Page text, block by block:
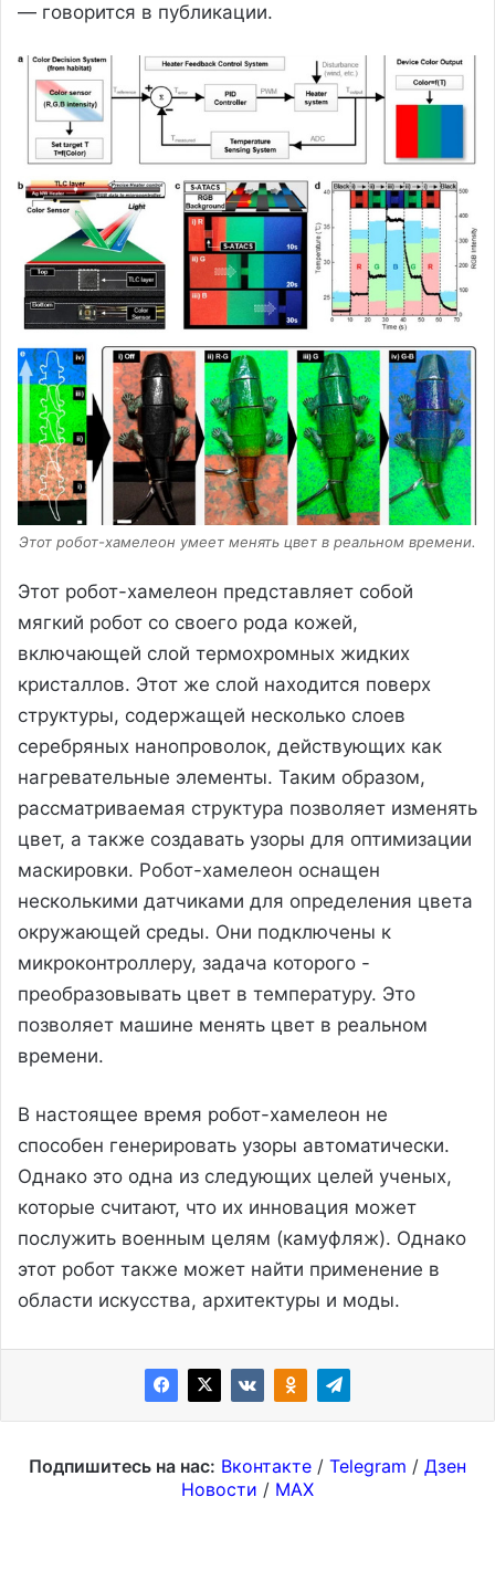
— говорится в публикации.
Этот робот-хамелеон умеет менять цвет в реальном времени.
Этот робот-хамелеон представляет собой
мягкий робот со своего рода кожей,
включающей слой термохромных жидких
кристаллов. Этот же слой находится поверх
структуры, содержащей несколько слоев
серебряных нанопроволок, действующих как
нагревательные элементы. Таким образом,
рассматриваемая структура позволяет изменять
цвет, а также создавать узоры для оптимизации
маскировки. Робот-хамелеон оснащен
несколькими датчиками для определения цвета
окружающей среды. Они подключены к
микроконтроллеру, задача которого -
преобразовывать цвет в температуру. Это
позволяет машине менять цвет в реальном
времени.
В настоящее время робот-хамелеон не
способен генерировать узоры автоматически.
Однако это одна из следующих целей ученых,
которые считают, что их инновация может
послужить военным целям (камуфляж). Однако
этот робот также может найти применение в
области искусства, архитектуры и моды.
Подпишитесь на нас: Вконтакте / Telegram / Дзен
Новости / MAX